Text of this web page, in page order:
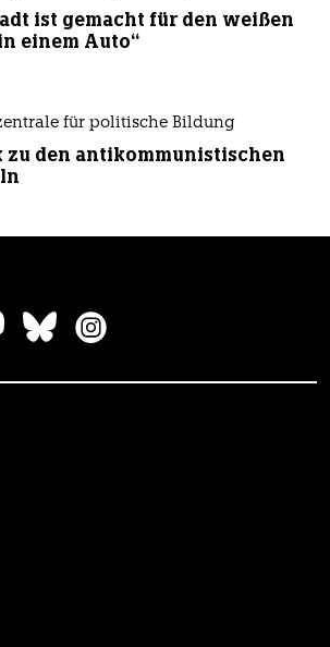
ist gemacht für den weißen
einem Auto“
für politische Bildung
zu den antikommunistischen